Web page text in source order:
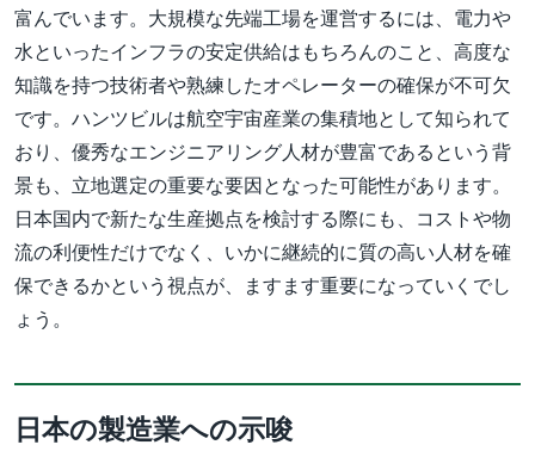
富んでいます。大規模な先端工場を運営するには、電力や
水といったインフラの安定供給はもちろんのこと、高度な
知識を持つ技術者や熟練したオペレーターの確保が不可欠
です。ハンツビルは航空宇宙産業の集積地として知られて
おり、優秀なエンジニアリング人材が豊富であるという背
景も、立地選定の重要な要因となった可能性があります。
日本国内で新たな生産拠点を検討する際にも、コストや物
流の利便性だけでなく、いかに継続的に質の高い人材を確
保できるかという視点が、ますます重要になっていくでし
ょう。
日本の製造業への示唆